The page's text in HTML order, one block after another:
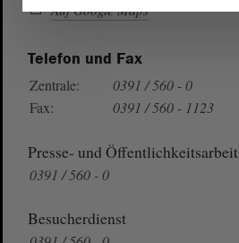
Auf Google Maps
Telefon und Fax
Zentrale:
0391 / 560 - 0
Fax:
0391 / 560 - 1123
Presse- und Öffentlichkeitsarbeit
0391 / 560 - 0
Besucherdienst